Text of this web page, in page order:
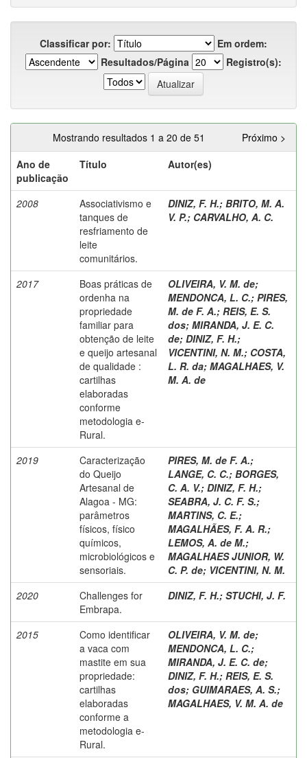
Classificar por:
Em ordem:
Resultados/Página
Registro(s):
Mostrando resultados 1 a 20 de 51
Próximo >
Ano de
publicação
Título Autor(es)
2008
Associativismo e
tanques de
resfriamento de
leite
comunitários.
DINIZ, F. H.; BRITO, M. A.
V. P.; CARVALHO, A. C.
2017
Boas práticas de
ordenha na
propriedade
familiar para
obtenção de leite
e queijo artesanal
de qualidade :
cartilhas
elaboradas
conforme
metodologia e-
Rural.
OLIVEIRA, V. M. de;
MENDONCA, L. C.; PIRES,
M. de F. A.; REIS, E. S.
dos; MIRANDA, J. E. C.
de; DINIZ, F. H.;
VICENTINI, N. M.; COSTA,
L. R. da; MAGALHAES, V.
M. A. de
2019
Caracterização
do Queijo
Artesanal de
Alagoa - MG:
parâmetros
físicos, físico
químicos,
microbiológicos e
sensoriais.
PIRES, M. de F. A.;
LANGE, C. C.; BORGES,
C. A. V.; DINIZ, F. H.;
SEABRA, J. C. F. S.;
MARTINS, C. E.;
MAGALHÃES, F. A. R.;
LEMOS, A. de M.;
MAGALHAES JUNIOR, W.
C. P. de; VICENTINI, N. M.
2020
Challenges for
Embrapa.
DINIZ, F. H.; STUCHI, J. F.
2015
Como identificar
a vaca com
mastite em sua
propriedade:
cartilhas
elaboradas
conforme a
metodologia e-
Rural.
OLIVEIRA, V. M. de;
MENDONCA, L. C.;
MIRANDA, J. E. C. de;
DINIZ, F. H.; REIS, E. S.
dos; GUIMARAES, A. S.;
MAGALHAES, V. M. A. de